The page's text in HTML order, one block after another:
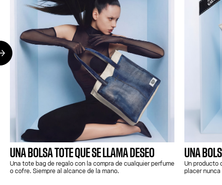
UNA BOLSA TOTE QUE SE LLAMA DESEO
Una tote bag de regalo con la compra de cualquier perfume
o cofre. Siempre al alcance de la mano.
UNA
Un producto
placer